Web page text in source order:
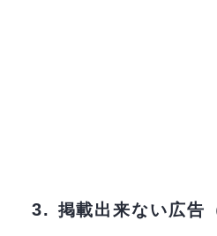
3. 掲載出来ない広告